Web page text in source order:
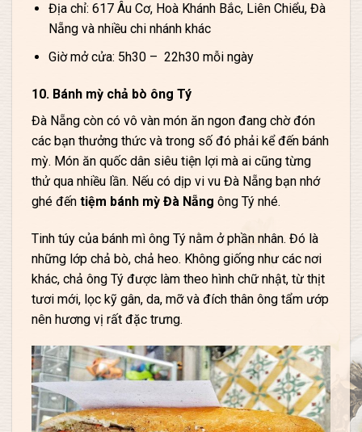
Địa chỉ: 617 Âu Cơ, Hoà Khánh Bắc, Liên Chiểu, Đà
Nẵng và nhiều chi nhánh khác
Giờ mở cửa: 5h30 – 22h30 mỗi ngày
10. Bánh mỳ chả bò ông Tý
Đà Nẵng còn có vô vàn món ăn ngon đang chờ đón
các bạn thưởng thức và trong số đó phải kể đến bánh
mỳ. Món ăn quốc dân siêu tiện lợi mà ai cũng từng
thử qua nhiều lần. Nếu có dịp vi vu Đà Nẵng bạn nhớ
ghé đến tiệm bánh mỳ Đà Nẵng ông Tý nhé.
Tinh túy của bánh mì ông Tý nằm ở phần nhân. Đó là
những lớp chả bò, chả heo. Không giống như các nơi
khác, chả ông Tý được làm theo hình chữ nhật, từ thịt
tươi mới, lọc kỹ gân, da, mỡ và đích thân ông tẩm ướp
nên hương vị rất đặc trưng.